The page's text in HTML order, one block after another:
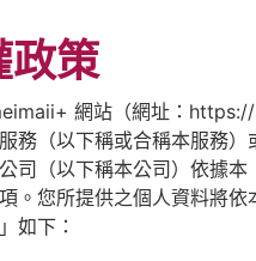
政策
網站（網址：
務（以下稱或合稱本服務
司（以下稱本公司）依據
。您所提供之個人資料將
如下：